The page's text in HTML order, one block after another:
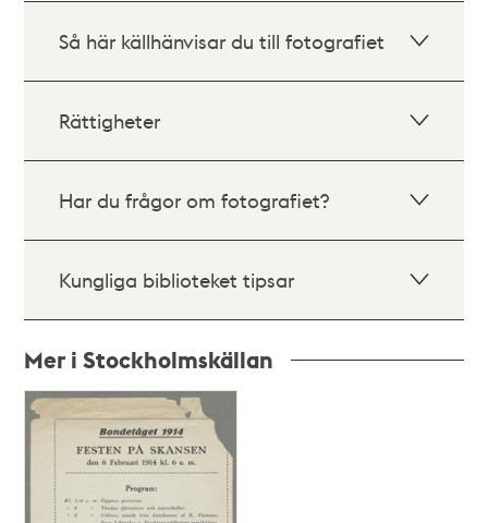
Så här källhänvisar du till fotografiet
Rättigheter
Har du frågor om fotografiet?
Kungliga biblioteket tipsar
Mer i Stockholmskällan
Relaterade
poster
teman